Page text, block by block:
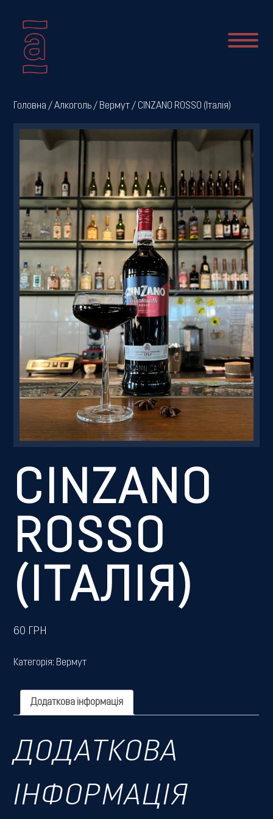
Про
нас
Новини
Меню
Галерея
Резервація
Головна /Алкоголь / Вермут / CINZANO ROSSO (Італія)
CINZANO
ROSSO
(ІТАЛІЯ)
60 ГРН
Категорія: Вермут
Додаткова інформація
ДОДАТКОВА
ІНФОРМАЦІЯ